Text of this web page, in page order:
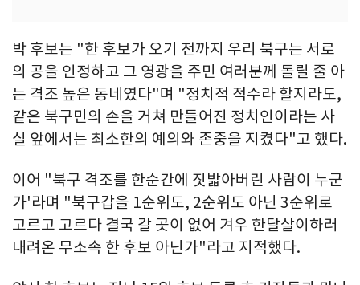
박 후보는 "​한 후보가 오기 전까지 우리 북구는 서로
의 공을 인정하고 그 영광을 주민 여러분께 돌릴 줄 아
는 격조 높은 동네였다"며 "정치적 적수라 할지라도,
같은 북구민의 손을 거쳐 만들어진 정치인이라는 사
실 앞에서는 최소한의 예의와 존중을 지켰다"고 했다.
이어 "북구 격조를 한순간에 짓밟아버린 사람이 누군
가'라며 "북구갑을 1순위도, 2순위도 아닌 3순위로
고르고 고르다 결국 갈 곳이 없어 겨우 한달살이하러
내려온 무소속 한 후보 아닌가"라고 지적했다.